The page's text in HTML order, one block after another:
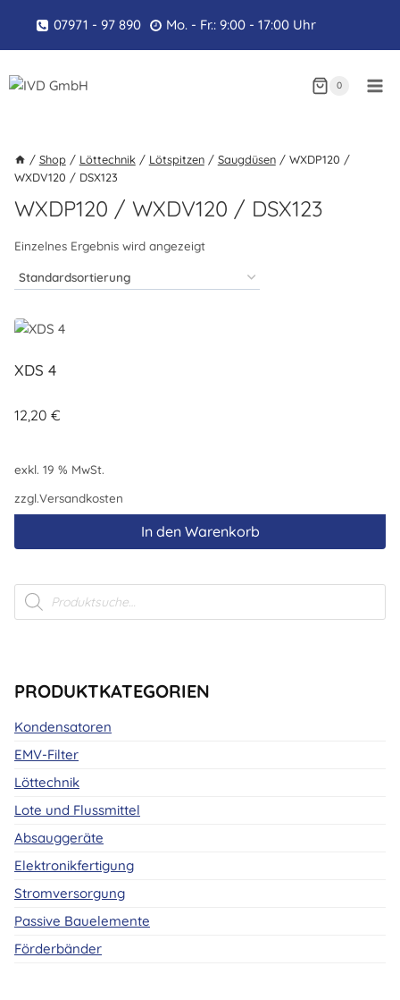
springen
07971 - 97 890 Mo. - Fr.: 9:00 - 17:00 Uhr
0
/ Shop / Löttechnik / Lötspitzen / Saugdüsen / WXDP120 /
WXDV120 / DSX123
WXDP120 / WXDV120 / DSX123
Einzelnes Ergebnis wird angezeigt
XDS 4
12,20 €
exkl. 19 % MwSt.
zzgl.Versandkosten
In den Warenkorb
Products
search
PRODUKTKATEGORIEN
Kondensatoren
EMV-Filter
Löttechnik
Lote und Flussmittel
Absauggeräte
Elektronikfertigung
Stromversorgung
Passive Bauelemente
Förderbänder